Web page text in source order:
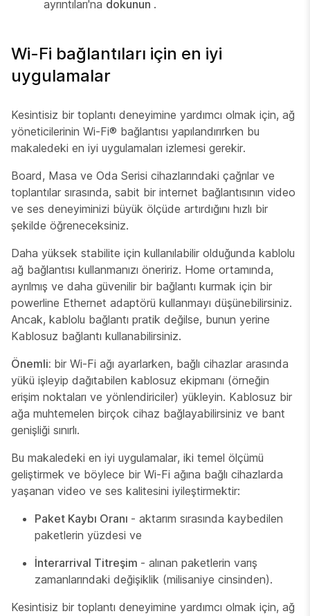
ayrıntıları'na dokunun .
Wi-Fi bağlantıları için en iyi
uygulamalar
Kesintisiz bir toplantı deneyimine yardımcı olmak için, ağ
yöneticilerinin Wi-Fi® bağlantısı yapılandırırken bu
makaledeki en iyi uygulamaları izlemesi gerekir.
Board, Masa ve Oda Serisi cihazlarındaki çağrılar ve
toplantılar sırasında, sabit bir internet bağlantısının video
ve ses deneyiminizi büyük ölçüde artırdığını hızlı bir
şekilde öğreneceksiniz.
Daha yüksek stabilite için kullanılabilir olduğunda kablolu
ağ bağlantısı kullanmanızı öneririz. Home ortamında,
ayrılmış ve daha güvenilir bir bağlantı kurmak için bir
powerline Ethernet adaptörü kullanmayı düşünebilirsiniz.
Ancak, kablolu bağlantı pratik değilse, bunun yerine
Kablosuz bağlantı kullanabilirsiniz.
Önemli: bir Wi-Fi ağı ayarlarken, bağlı cihazlar arasında
yükü işleyip dağıtabilen kablosuz ekipmanı (örneğin
erişim noktaları ve yönlendiriciler) yükleyin. Kablosuz bir
ağa muhtemelen birçok cihaz bağlayabilirsiniz ve bant
genişliği sınırlı.
Bu makaledeki en iyi uygulamalar, iki temel ölçümü
geliştirmek ve böylece bir Wi-Fi ağına bağlı cihazlarda
yaşanan video ve ses kalitesini iyileştirmektir:
Paket Kaybı Oranı - aktarım sırasında kaybedilen
paketlerin yüzdesi ve
İnterarrival Titreşim - alınan paketlerin varış
zamanlarındaki değişiklik (milisaniye cinsinden).
Kesintisiz bir toplantı deneyimine yardımcı olmak için, ağ